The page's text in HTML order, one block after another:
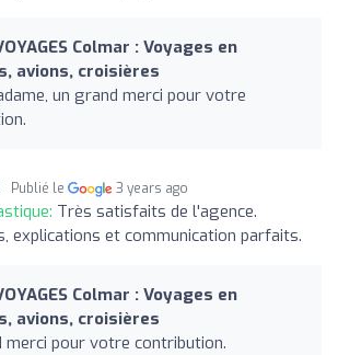
Colmar : Voyages en
avions, croisières
un grand merci pour votre
Publié le 3 years ago
Très satisfaits de l'agence.
explications et communication parfaits.
Colmar : Voyages en
avions, croisières
merci pour votre contribution.